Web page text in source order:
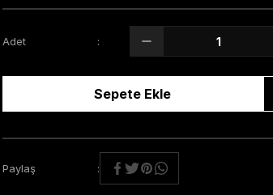
Adet
Sepete Ekle
Paylaş